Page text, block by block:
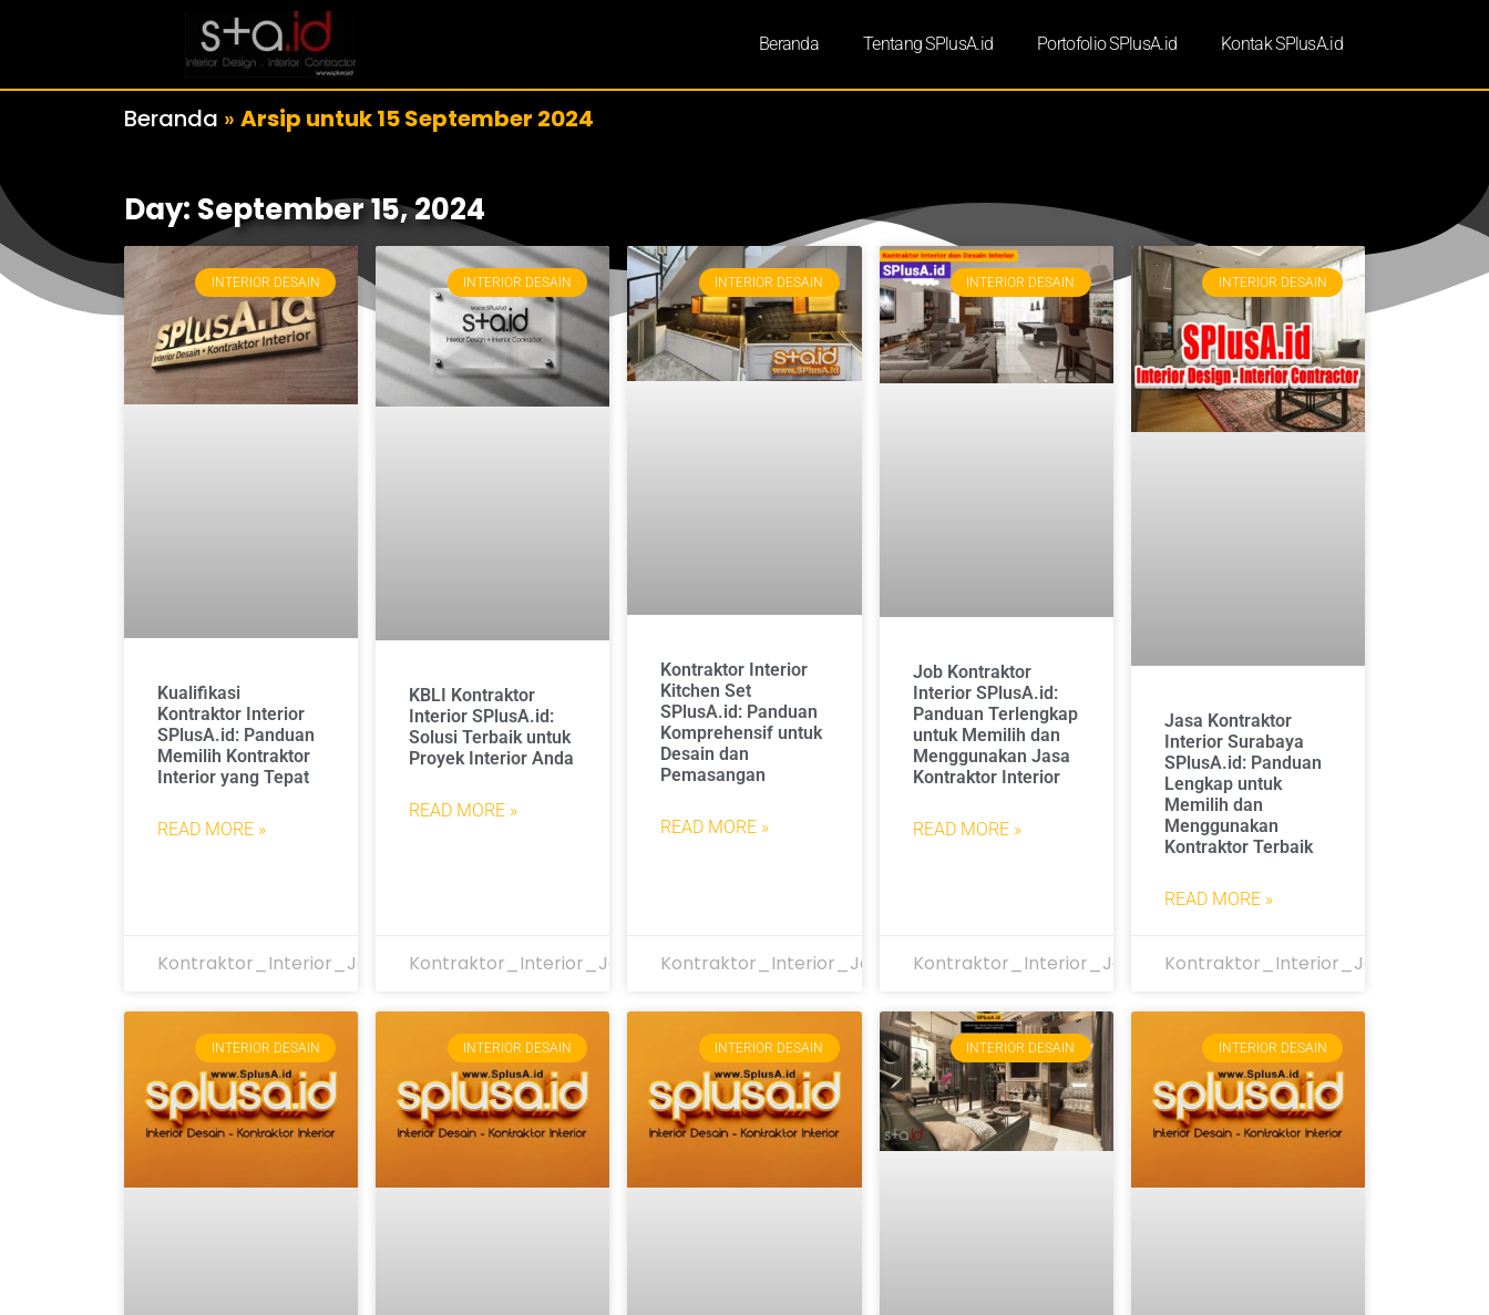
Beranda Tentang SPlusA.id Portofolio SPlusA.id Kontak SPlusA.id
Beranda » Arsip untuk 15 September 2024
Day: September 15, 2024
INTERIOR DESAIN
Kualifikasi
Kontraktor Interior
SPlusA.id: Panduan
Memilih Kontraktor
Interior yang Tepat
READ MORE »
Kontraktor_Interior_Jakarta
INTERIOR DESAIN
KBLI Kontraktor
Interior SPlusA.id:
Solusi Terbaik untuk
Proyek Interior Anda
READ MORE »
Kontraktor_Interior_Jakarta
INTERIOR DESAIN
Kontraktor Interior
Kitchen Set
SPlusA.id: Panduan
Komprehensif untuk
Desain dan
Pemasangan
READ MORE »
Kontraktor_Interior_Jakarta
INTERIOR DESAIN
Job Kontraktor
Interior SPlusA.id:
Panduan Terlengkap
untuk Memilih dan
Menggunakan Jasa
Kontraktor Interior
READ MORE »
Kontraktor_Interior_Jakarta
INTERIOR DESAIN
Jasa Kontraktor
Interior Surabaya
SPlusA.id: Panduan
Lengkap untuk
Memilih dan
Menggunakan
Kontraktor Terbaik
READ MORE »
Kontraktor_Interior_Jakarta
INTERIOR DESAIN INTERIOR DESAIN INTERIOR DESAIN INTERIOR DESAIN INTERIOR DESAIN